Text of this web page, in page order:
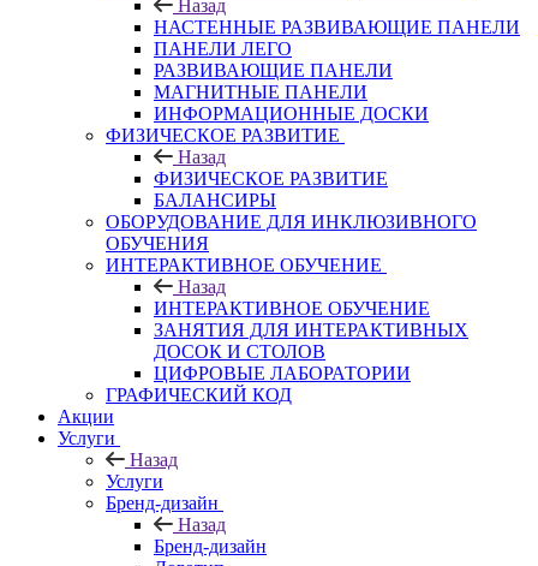
Назад
НАСТЕННЫЕ РАЗВИВАЮЩИЕ ПАНЕЛИ
ПАНЕЛИ ЛЕГО
РАЗВИВАЮЩИЕ ПАНЕЛИ
МАГНИТНЫЕ ПАНЕЛИ
ИНФОРМАЦИОННЫЕ ДОСКИ
ФИЗИЧЕСКОЕ РАЗВИТИЕ
Назад
ФИЗИЧЕСКОЕ РАЗВИТИЕ
БАЛАНСИРЫ
ОБОРУДОВАНИЕ ДЛЯ ИНКЛЮЗИВНОГО
ОБУЧЕНИЯ
ИНТЕРАКТИВНОЕ ОБУЧЕНИЕ
Назад
ИНТЕРАКТИВНОЕ ОБУЧЕНИЕ
ЗАНЯТИЯ ДЛЯ ИНТЕРАКТИВНЫХ
ДОСОК И СТОЛОВ
ЦИФРОВЫЕ ЛАБОРАТОРИИ
ГРАФИЧЕСКИЙ КОД
Акции
Услуги
Назад
Услуги
Бренд-дизайн
Назад
Бренд-дизайн